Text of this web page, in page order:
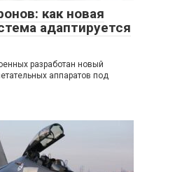
как новая
адаптируется
разработан новый
аппаратов под